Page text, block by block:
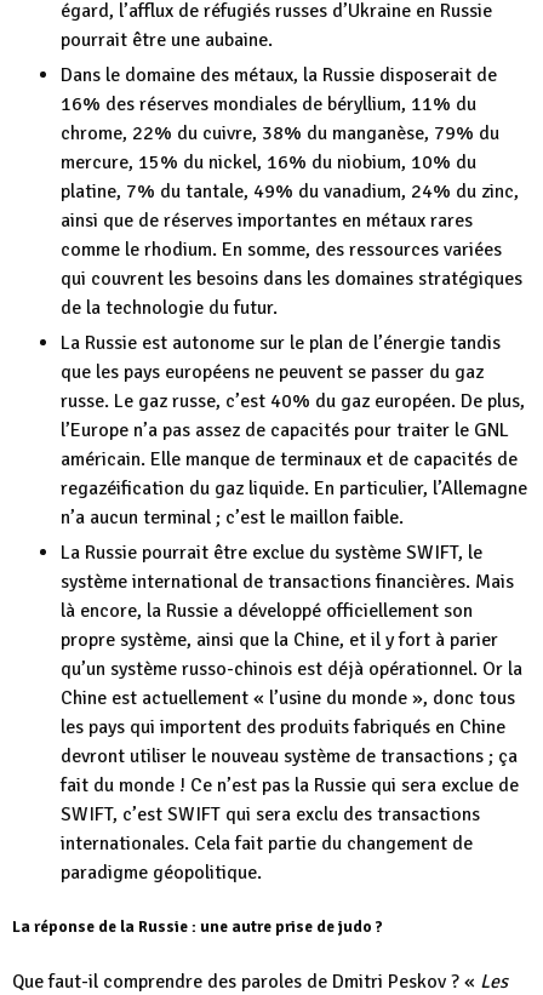
égard, l’afflux de réfugiés russes d’Ukraine en Russie
pourrait être une aubaine.
Dans le domaine des métaux, la Russie disposerait de
16% des réserves mondiales de béryllium, 11% du
chrome, 22% du cuivre, 38% du manganèse, 79% du
mercure, 15% du nickel, 16% du niobium, 10% du
platine, 7% du tantale, 49% du vanadium, 24% du zinc,
ainsi que de réserves importantes en métaux rares
comme le rhodium. En somme, des ressources variées
qui couvrent les besoins dans les domaines stratégiques
de la technologie du futur.
La Russie est autonome sur le plan de l’énergie tandis
que les pays européens ne peuvent se passer du gaz
russe. Le gaz russe, c’est 40% du gaz européen. De plus,
l’Europe n’a pas assez de capacités pour traiter le GNL
américain. Elle manque de terminaux et de capacités de
regazéification du gaz liquide. En particulier, l’Allemagne
n’a aucun terminal ; c’est le maillon faible.
La Russie pourrait être exclue du système SWIFT, le
système international de transactions financières. Mais
là encore, la Russie a développé officiellement son
propre système, ainsi que la Chine, et il y fort à parier
qu’un système russo-chinois est déjà opérationnel. Or la
Chine est actuellement « l’usine du monde », donc tous
les pays qui importent des produits fabriqués en Chine
devront utiliser le nouveau système de transactions ; ça
fait du monde ! Ce n’est pas la Russie qui sera exclue de
SWIFT, c’est SWIFT qui sera exclu des transactions
internationales. Cela fait partie du changement de
paradigme géopolitique.
La réponse de la Russie : une autre prise de judo ?
Que faut-il comprendre des paroles de Dmitri Peskov ? « Les